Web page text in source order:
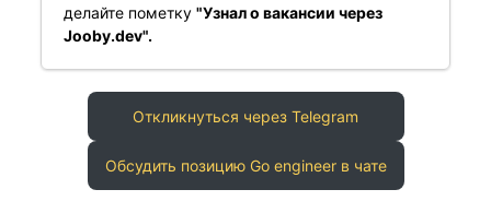
делайте пометку "Узнал о вакансии через
Jooby.dev".
Откликнуться через Telegram
Обсудить позицию Go engineer в чате